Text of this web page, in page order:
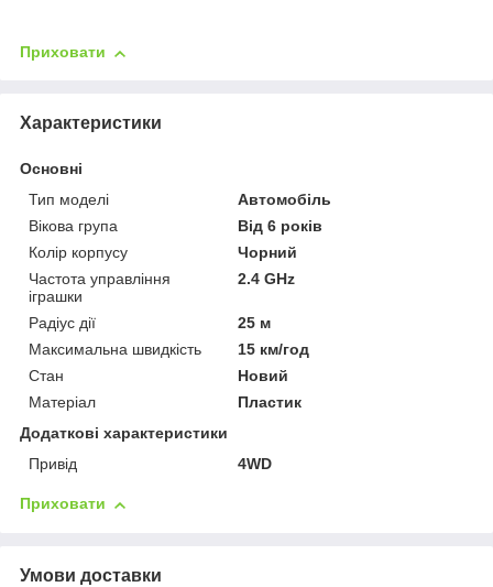
Приховати
Характеристики
Основні
Тип моделі
Автомобіль
Вікова група
Від 6 років
Колір корпусу
Чорний
Частота управління
іграшки
2.4 GHz
Радіус дії
25 м
Максимальна швидкість
15 км/год
Стан
Новий
Матеріал
Пластик
Додаткові характеристики
Привід
4WD
Приховати
Умови доставки